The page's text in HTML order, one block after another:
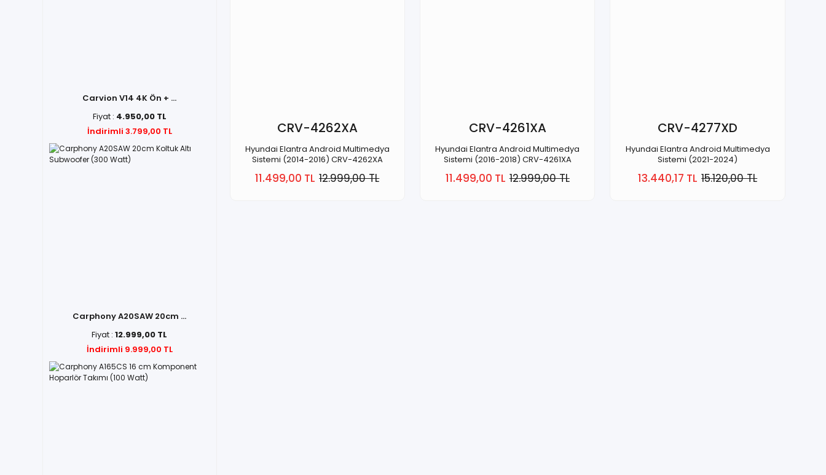
Carvion V14 4K Ön + ...
Fiyat : 4.950,00 TL
İndirimli 3.799,00 TL
Carphony A20SAW 20cm ...
Fiyat :12.999,00 TL
İndirimli 9.999,00 TL
CRV-4262XA
Hyundai Elantra Android Multimedya
Sistemi (2014-2016) CRV-4262XA
11.499,00 TL 12.999,00 TL
CRV-4261XA
Hyundai Elantra Android Multimedya
Sistemi (2016-2018) CRV-4261XA
11.499,00 TL 12.999,00 TL
CRV-4277XD
Hyundai Elantra Android Multimedya
Sistemi (2021-2024)
13.440,17 TL 15.120,00 TL